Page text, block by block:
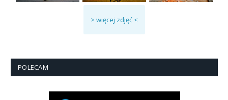
> więcej zdjęć <
POLECAM